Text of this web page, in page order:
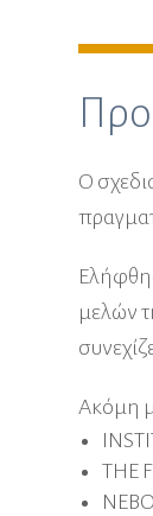
Ο
μελών
Ακόμη
THE